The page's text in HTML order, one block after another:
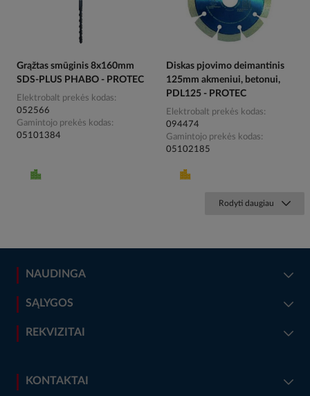
Grąžtas smūginis 8x160mm
SDS-PLUS PHABO - PROTEC
Elektrobalt prekės kodas
052566
Gamintojo prekės kodas
05101384
Diskas pjovimo deimantinis
125mm akmeniui, betonui,
PDL125 - PROTEC
Elektrobalt prekės kodas
094474
Gamintojo prekės kodas
05102185
Rodyti daugiau
NAUDINGA
SĄLYGOS
REKVIZITAI
KONTAKTAI